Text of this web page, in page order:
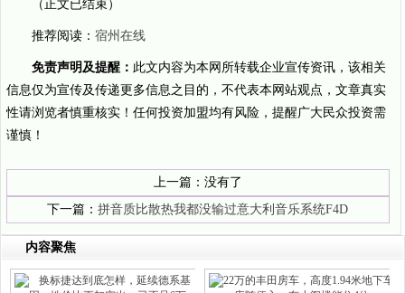
（正文已结束）
推荐阅读： 宿州在线
免责声明及提醒： 此文内容为本网所转载企业宣传资讯，该相关
信息仅为宣传及传递更多信息之目的，不代表本网站观点，文章真实
性请浏览者慎重核实！任何投资加盟均有风险，提醒广大民众投资需
谨慎！
上一篇：没有了
下一篇：拼音质比散热我都没输过意大利音乐系统F4D
内容聚焦